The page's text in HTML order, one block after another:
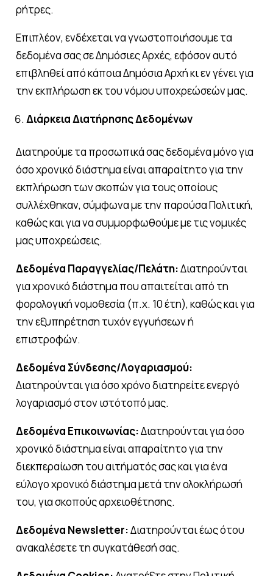
ρήτρες.
Επιπλέον, ενδέχεται να γνωστοποιήσουμε τα
δεδομένα σας σε Δημόσιες Αρχές, εφόσον αυτό
επιβληθεί από κάποια Δημόσια Αρχή κι εν γένει για
την εκπλήρωση εκ του νόμου υποχρεώσεών μας.
Διάρκεια Διατήρησης Δεδομένων
Διατηρούμε τα προσωπικά σας δεδομένα μόνο για
όσο χρονικό διάστημα είναι απαραίτητο για την
εκπλήρωση των σκοπών για τους οποίους
συλλέχθηκαν, σύμφωνα με την παρούσα Πολιτική,
καθώς και για να συμμορφωθούμε με τις νομικές
μας υποχρεώσεις.
Δεδομένα Παραγγελίας/Πελάτη:Διατηρούνται
για χρονικό διάστημα που απαιτείται από τη
φορολογική νομοθεσία (π.χ. 10 έτη), καθώς και για
την εξυπηρέτηση τυχόν εγγυήσεων ή
επιστροφών.
Δεδομένα Σύνδεσης/Λογαριασμού:
Διατηρούνται για όσο χρόνο διατηρείτε ενεργό
λογαριασμό στον ιστότοπό μας.
Δεδομένα Επικοινωνίας:Διατηρούνται για όσο
χρονικό διάστημα είναι απαραίτητο για την
διεκπεραίωση του αιτήματός σας και για ένα
εύλογο χρονικό διάστημα μετά την ολοκλήρωσή
του, για σκοπούς αρχειοθέτησης.
Δεδομένα Newsletter:Διατηρούνται έως ότου
ανακαλέσετε τη συγκατάθεσή σας.